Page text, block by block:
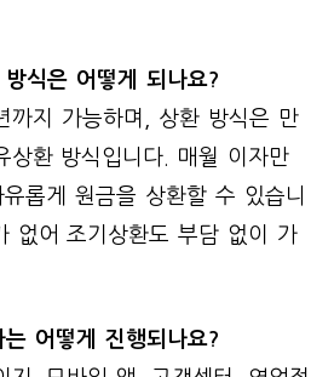
식은 어떻게 되나요?
까지 가능하며, 상환 방식은 만
상환 방식입니다. 매월 이자만
롭게 원금을 상환할 수 있습니
없어 조기상환도 부담 없이 가
어떻게 진행되나요?